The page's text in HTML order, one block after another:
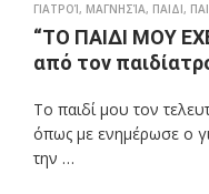
ΓΙΑΤΡΟΊ, ΜΑΓΝΗΣΊΑ, ΠΑΙΔΙ,
“ΤΟ ΠΑΙΔΙ ΜΟΥ
από τον
Το παιδί μου τον
όπως με ενημέρωσε ο
την …